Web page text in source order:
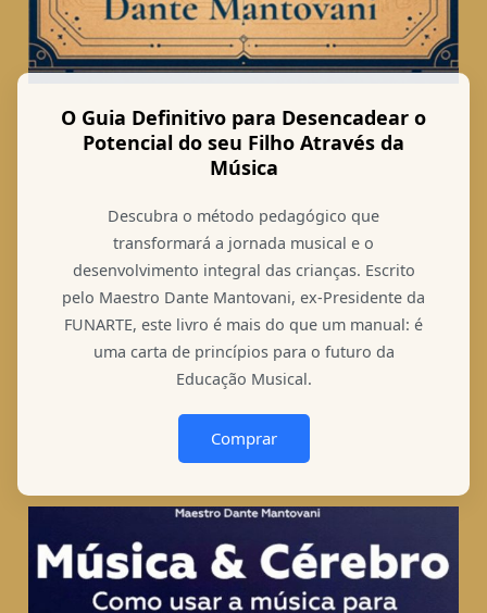
O Guia Definitivo para Desencadear o
Potencial do seu Filho Através da
Música
Descubra o método pedagógico que
transformará a jornada musical e o
desenvolvimento integral das crianças. Escrito
pelo Maestro Dante Mantovani, ex-Presidente da
FUNARTE, este livro é mais do que um manual: é
uma carta de princípios para o futuro da
Educação Musical.
Comprar